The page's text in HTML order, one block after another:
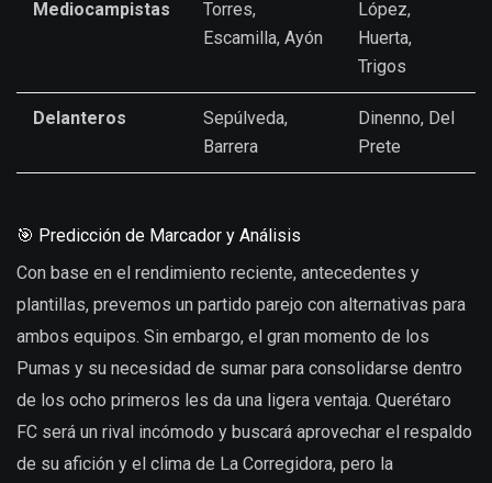
Mediocampistas
Torres,
Escamilla, Ayón
López,
Huerta,
Trigos
Delanteros
Sepúlveda,
Barrera
Dinenno, Del
Prete
🎯 Predicción de Marcador y Análisis
Con base en el rendimiento reciente, antecedentes y
plantillas, prevemos un partido parejo con alternativas para
ambos equipos. Sin embargo, el gran momento de los
Pumas y su necesidad de sumar para consolidarse dentro
de los ocho primeros les da una ligera ventaja. Querétaro
FC será un rival incómodo y buscará aprovechar el respaldo
de su afición y el clima de La Corregidora, pero la